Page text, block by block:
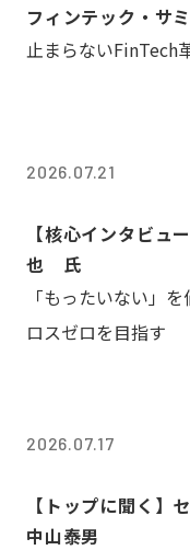
フィンテック・サ
止まらないFinTech
2026.07.21
【核心インタビュ
也 氏
「もったいない」
ロスゼロを目指す
2026.07.17
【トップに聞く
中山泰男